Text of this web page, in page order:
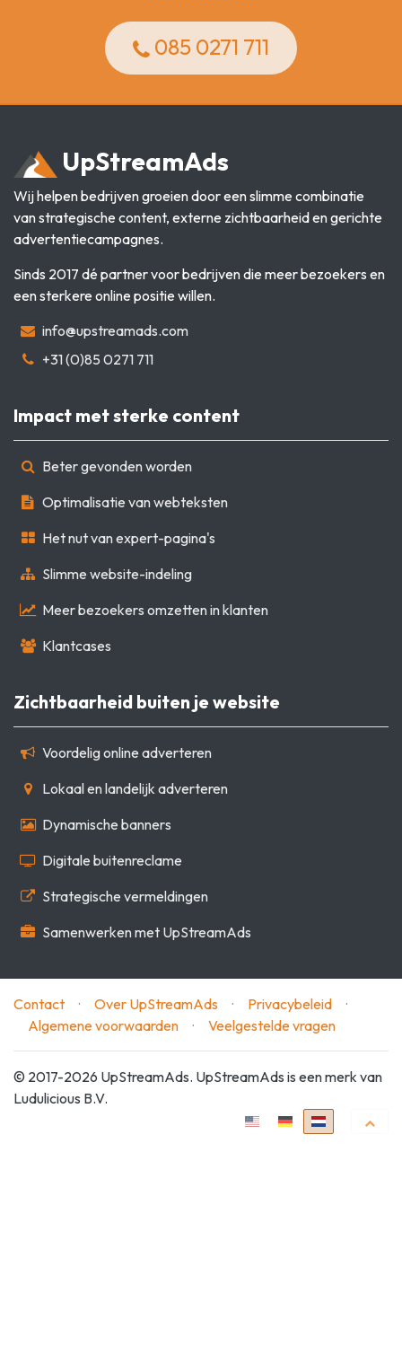
085 0271 711
UpStreamAds
Wij helpen bedrijven groeien door een slimme combinatie
van strategische content, externe zichtbaarheid en gerichte
advertentiecampagnes.
Sinds 2017 dé partner voor bedrijven die meer bezoekers en
een sterkere online positie willen.
info@upstreamads.com
+31 (0)85 0271 711
Impact met sterke content
Beter gevonden worden
Optimalisatie van webteksten
Het nut van expert-pagina's
Slimme website-indeling
Meer bezoekers omzetten in klanten
Klantcases
Zichtbaarheid buiten je website
Voordelig online adverteren
Lokaal en landelijk adverteren
Dynamische banners
Digitale buitenreclame
Strategische vermeldingen
Samenwerken met UpStreamAds
Contact · Over UpStreamAds · Privacybeleid
·
Algemene voorwaarden
· Veelgestelde vragen
© 2017-2026 UpStreamAds. UpStreamAds is een merk van
Ludulicious B.V.